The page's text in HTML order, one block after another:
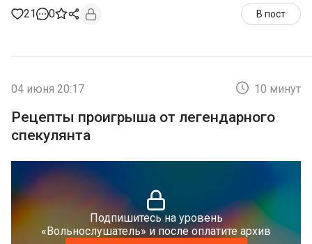
21 0 В пост
04 июня 20:17 10 минут
Рецепты проигрыша от легендарного
спекулянта
Подпишитесь на уровень
«Вольнослушатель» и после оплатите архив